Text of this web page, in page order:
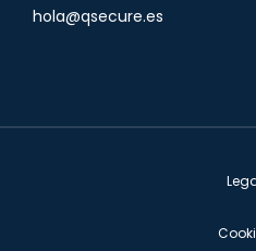
hola@qsecure.es